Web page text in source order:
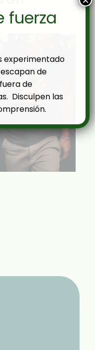
fuerza
experimentado
de
de
Disculpen las